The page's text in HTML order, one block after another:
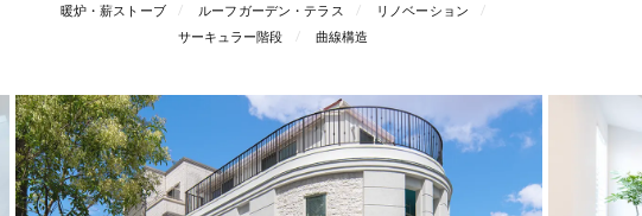
暖炉・薪ストーブ ルーフガーデン・テラス
リノベーション
サーキュラー階段
曲線構造